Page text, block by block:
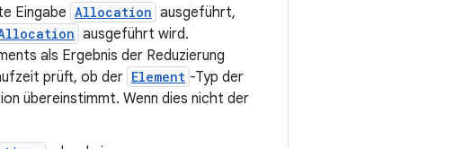
Eingabe Allocation ausgeführt,
ausgeführt wird.
als Ergebnis der Reduzierung
prüft, ob der Element -Typ der
übereinstimmt. Wenn dies nicht der